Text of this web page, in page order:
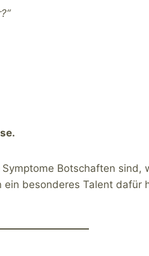
Botschaften sind,
besonderes Talent dafür